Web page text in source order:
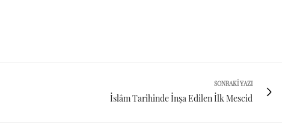
SONRAKI YAZI
İslâm Tarihinde İnşa Edilen İlk Mescid